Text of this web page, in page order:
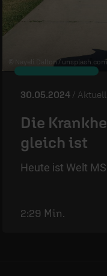
© Nayeli Dalton / unsplash.com
30.05.2024 / Aktuell
Die
gleich ist
Heute ist Welt
2:29 Min.